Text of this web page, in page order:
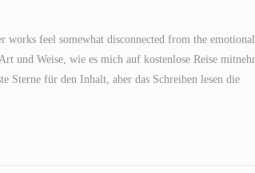
feel somewhat disconnected from the emotional
und Weise, wie es mich auf kostenlose Reise
Sterne für den Inhalt, aber das Schreiben lesen die